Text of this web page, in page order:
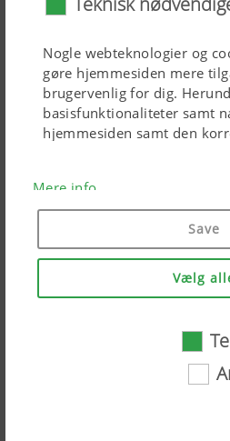
Nogle webteknologier og
gøre hjemmesiden mere
brugervenlig for dig.
basisfunktionaliteter samt
hjemmesiden samt den
webteknologier og cookies.
Cookiens
formål
Gemmer,
om
banneret
Mere info
Save
Vælg
harrows
Trailed
harrow
sowing
disc